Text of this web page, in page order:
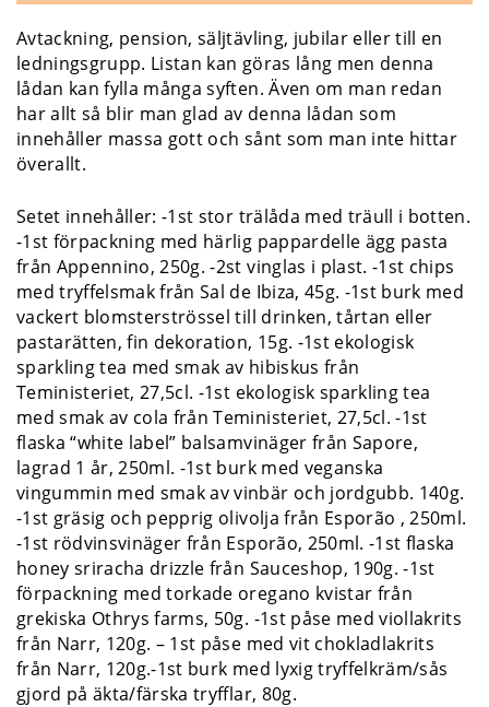
Avtackning, pension, säljtävling, jubilar eller till en
ledningsgrupp. Listan kan göras lång men denna
lådan kan fylla många syften. Även om man redan
har allt så blir man glad av denna lådan som
innehåller massa gott och sånt som man inte hittar
överallt.
Setet innehåller: -1st stor trälåda med träull i botten.
-1st förpackning med härlig pappardelle ägg pasta
från Appennino, 250g. -2st vinglas i plast. -1st chips
med tryffelsmak från Sal de Ibiza, 45g. -1st burk med
vackert blomsterströssel till drinken, tårtan eller
pastarätten, fin dekoration, 15g. -1st ekologisk
sparkling tea med smak av hibiskus från
Teministeriet, 27,5cl. -1st ekologisk sparkling tea
med smak av cola från Teministeriet, 27,5cl. -1st
flaska “white label” balsamvinäger från Sapore,
lagrad 1 år, 250ml. -1st burk med veganska
vingummin med smak av vinbär och jordgubb. 140g.
-1st gräsig och pepprig olivolja från Esporão , 250ml.
-1st rödvinsvinäger från Esporão, 250ml. -1st flaska
honey sriracha drizzle från Sauceshop, 190g. -1st
förpackning med torkade oregano kvistar från
grekiska Othrys farms, 50g. -1st påse med viollakrits
från Narr, 120g. – 1st påse med vit chokladlakrits
från Narr, 120g.-1st burk med lyxig tryffelkräm/sås
gjord på äkta/färska tryfflar, 80g.